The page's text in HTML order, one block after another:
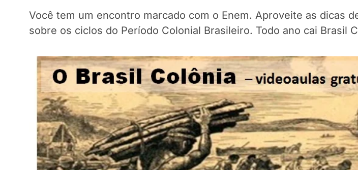
Você tem um encontro marcado com o Enem. Aproveite as dicas
sobre os ciclos do Período Colonial Brasileiro. Todo ano cai Brasil